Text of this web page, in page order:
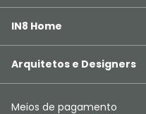
IN8 Home
Arquitetos e Designers
Meios de pagamento